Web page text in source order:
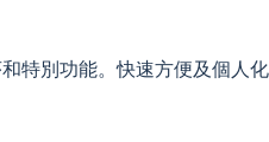
特別功能。快速方便及個人化